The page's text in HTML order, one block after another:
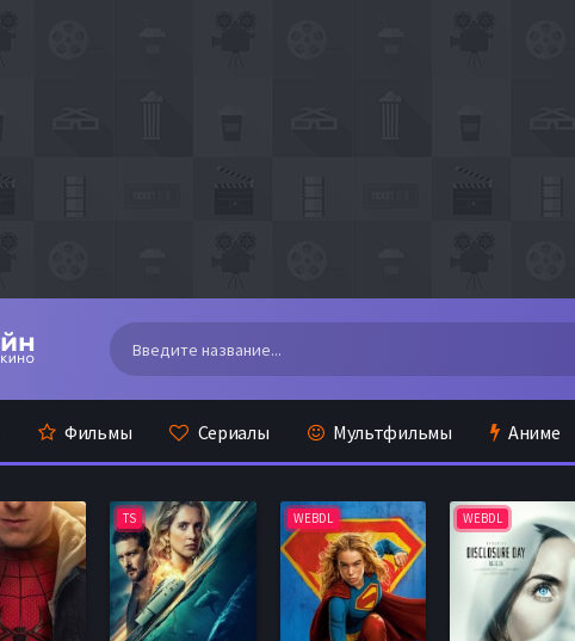
Фильмы Сериалы Мультфильмы Аниме
TS WEBDL WEBDL